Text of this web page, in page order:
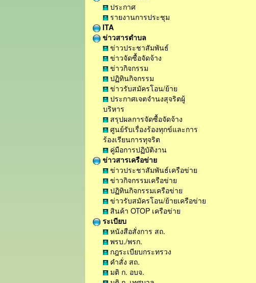
ประกาศ
รายงานการประชุม
ITA
ข่าวสารตำบล
ข่าวประชาสัมพันธ์
ข่าวจัดซื้อจัดจ้าง
ข่าวกิจกรรม
ปฏิทินกิจกรรม
ข่าวรับสมัครโอน/ย้าย
ประกาศเจตจำนงสุจริตผู้
บริหาร
สรุปผลการจัดซื้อจัดจ้าง
ศูนย์รับเรื่องร้องทุกข์และการ
ร้องเรียนการทุจริต
คู่มือการปฏิบัติงาน
ข่าวสารเครือข่าย
ข่าวประชาสัมพันธ์เครือข่าย
ข่าวกิจกรรมเครือข่าย
ปฏิทินกิจกรรมเครือข่าย
ข่าวรับสมัครโอน/ย้ายเครือข่าย
สินค้า OTOP เครือข่าย
ระเบียบ
หนังสือสั่งการ สถ.
พรบ./พรก.
กฎระเบียบกระทรวง
คำสั่ง สถ.
มติ ก. อบจ.